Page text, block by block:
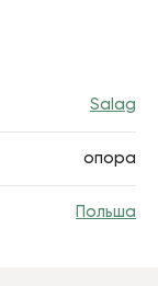
Salag
опора
Польша